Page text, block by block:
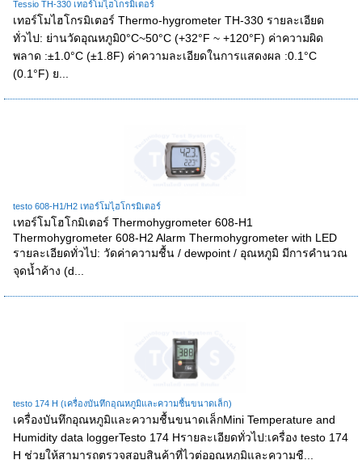
Tessio TH-330 เทอร์โมไฺฮโกรมิเตอร์
เทอร์โมไฮโกรมิเตอร์ Thermo-hygrometer TH-330 รายละเอียด
ทั่วไป: ย่านวัดอุณหภูมิ0°C~50°C (+32°F ~ +120°F) ค่าความผิด
พลาด :±1.0°C (±1.8F) ค่าความละเอียดในการแสดงผล :0.1°C
(0.1°F) ย...
testo 608-H1/H2 เทอร์โมไฺฮโกรมิเตอร์
เทอร์โมโฮโกมิเตอร์ Thermohygrometer 608-H1
Thermohygrometer 608-H2 Alarm Thermohygrometer with LED
รายละเอียดทั่วไป: วัดค่าความชื้น / dewpoint / อุณหภูมิ มีการคำนวณ
จุดน้ำค้าง (d...
testo 174 H (เครื่องบันทึกอุณหภูมิและความชื้นขนาดเล็ก)
เครื่องบันทึกอุณหภูมิและความชื้นขนาดเล็กMini Temperature and
Humidity data loggerTesto 174 Hรายละเอียดทั่วไป:เครื่อง testo 174
H ช่วยให้สามารถตรวจสอบสินค้าที่ไวต่ออุณหภูมิและความชื...